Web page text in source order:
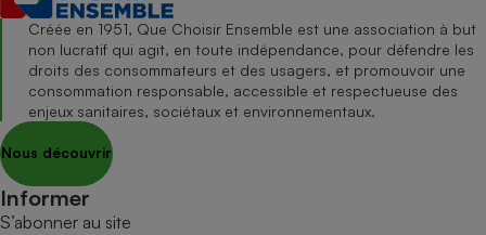
Créée en 1951, Que Choisir Ensemble est une association à but
non lucratif qui agit, en toute indépendance, pour défendre les
droits des consommateurs et des usagers, et promouvoir une
consommation responsable, accessible et respectueuse des
enjeux sanitaires, sociétaux et environnementaux.
Nous découvrir
Informer
S’abonner au site